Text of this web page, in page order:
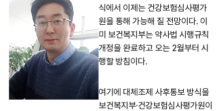
식에서 이제는 건강보험심사평가
원을 통해 가능해 질 전망이다. 이
미 보건복지부는 약사법 시행규칙
개정을 완료하고 오는 2월부터 시
행할 방침이다.
여기에 대체조제 사후통보 방식을
보건복지부·건강보험심사평가원이